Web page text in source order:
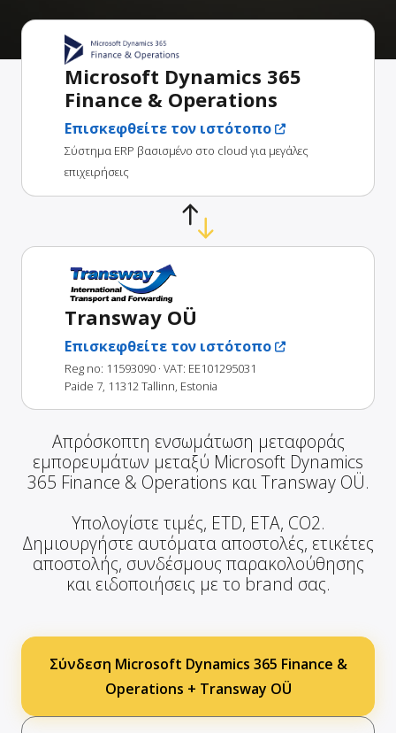
Microsoft Dynamics 365
Finance & Operations
Επισκεφθείτε τον ιστότοπο
Σύστημα ERP βασισμένο στο cloud για μεγάλες
επιχειρήσεις
Transway OÜ
Επισκεφθείτε τον ιστότοπο
Reg no: 11593090 · VAT: EE101295031
Paide 7, 11312 Tallinn, Estonia
Απρόσκοπτη ενσωμάτωση μεταφοράς
εμπορευμάτων μεταξύ Microsoft Dynamics
365 Finance & Operations και Transway OÜ.
Υπολογίστε τιμές, ETD, ETA, CO2.
Δημιουργήστε αυτόματα αποστολές, ετικέτες
αποστολής, συνδέσμους παρακολούθησης
και ειδοποιήσεις με το brand σας.
Σύνδεση Microsoft Dynamics 365 Finance &
Operations + Transway OÜ